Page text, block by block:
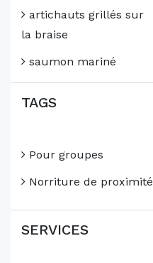
artichauts grillés sur
la braise
saumon mariné
TAGS
Pour groupes
Norriture de proximité
SERVICES